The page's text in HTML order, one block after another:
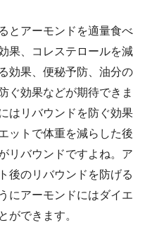
とアーモンドを適量食べ
果、コレステロールを減
効果、便秘予防、油分の
ぐ効果などが期待できま
はリバウンドを防ぐ効果
ットで体重を減らした後
リバウンドですよね。ア
後のリバウンドを防げる
にアーモンドにはダイエ
ができます。